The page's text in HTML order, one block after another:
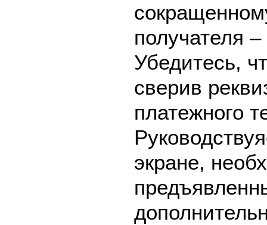
получателя
Убедитесь,
сверив
платежного
экране,